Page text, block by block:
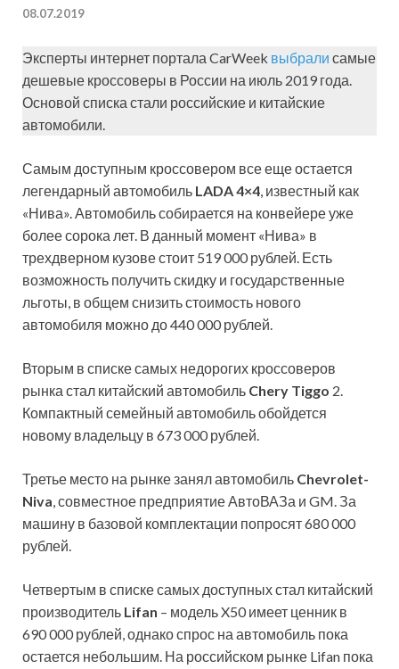
08.07.2019
Эксперты интернет портала CarWeek выбрали самые
дешевые кроссоверы в России на июль 2019 года.
Основой списка стали российские и китайские
автомобили.
Самым доступным кроссовером все еще остается
легендарный автомобиль LADA 4×4, известный как
«Нива». Автомобиль собирается на конвейере уже
более сорока лет. В данный момент «Нива» в
трехдверном кузове стоит 519 000 рублей. Есть
возможность получить скидку и государственные
льготы, в общем снизить стоимость нового
автомобиля можно до 440 000 рублей.
Вторым в списке самых недорогих кроссоверов
рынка стал китайский автомобиль Chery Tiggo 2.
Компактный семейный автомобиль обойдется
новому владельцу в 673 000 рублей.
Третье место на рынке занял автомобиль Chevrolet-
Niva, совместное предприятие АвтоВАЗа и GM. За
машину в базовой комплектации попросят 680 000
рублей.
Четвертым в списке самых доступных стал китайский
производитель Lifan – модель X50 имеет ценник в
690 000 рублей, однако спрос на автомобиль пока
остается небольшим. На российском рынке Lifan пока